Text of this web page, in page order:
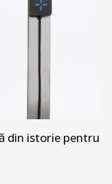
din istorie pentru